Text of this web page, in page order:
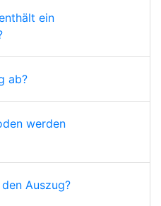
ein
ab?
werden
Auszug?